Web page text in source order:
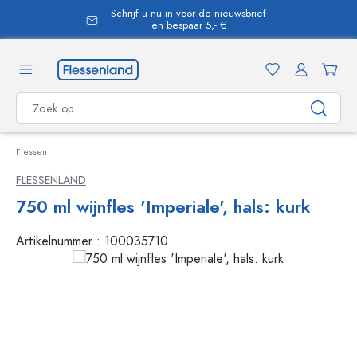
Schrijf u nu in voor de nieuwsbrief
en bespaar 5,- €
Flessen
FLESSENLAND
750 ml wijnfles 'Imperiale', hals: kurk
Artikelnummer : 100035710